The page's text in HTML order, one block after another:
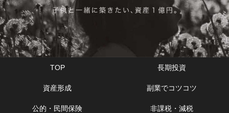
TOP 長期投資
資産形成 副業でコツコツ
公的・民間保険 非課税・減税